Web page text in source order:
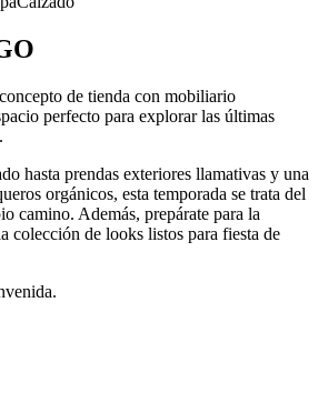
de tienda con mobiliario
perfecto para explorar las últimas
hasta prendas exteriores llamativas y una
orgánicos, esta temporada se trata del
camino. Además, prepárate para la
colección de looks listos para fiesta de